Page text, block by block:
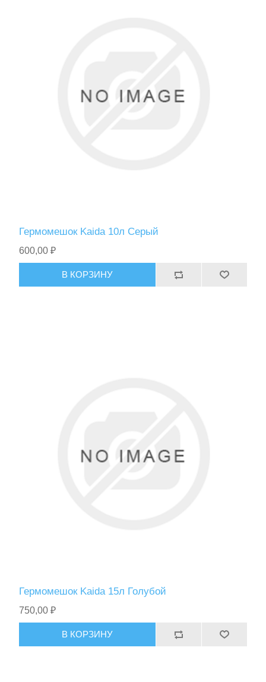
Гермомешок Kaida 10л Серый
600,00 ₽
В КОРЗИНУ
Гермомешок Kaida 15л Голубой
750,00 ₽
В КОРЗИНУ